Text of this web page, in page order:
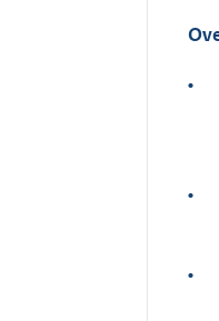
•
•
•